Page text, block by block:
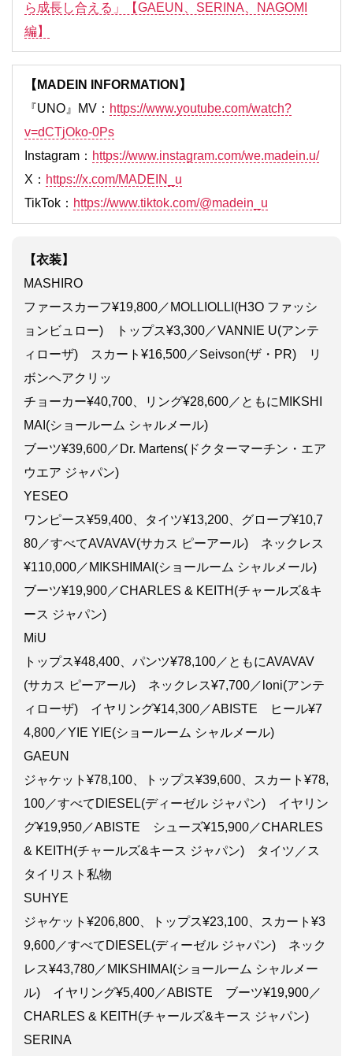
ら成長し合える」【GAEUN、SERINA、NAGOMI
編】
【MADEIN INFORMATION】
『UNO』MV： https://www.youtube.com/watch?
v=dCTjOko-0Ps
Instagram： https://www.instagram.com/we.madein.u/
X： https://x.com/MADEIN_u
TikTok： https://www.tiktok.com/@madein_u
【衣装】
MASHIRO
ファースカーフ¥19,800／MOLLIOLLI(H3O ファッシ
ョンビュロー) トップス¥3,300／VANNIE U(アンテ
ィローザ) スカート¥16,500／Seivson(ザ・PR) リ
ボンヘアクリッ
チョーカー¥40,700、リング¥28,600／ともにMIKSHI
MAI(ショールーム シャルメール)
ブーツ¥39,600／Dr. Martens(ドクターマーチン・エア
ウエア ジャパン)
YESEO
ワンピース¥59,400、タイツ¥13,200、グローブ¥10,7
80／すべてAVAVAV(サカス ピーアール) ネックレス
¥110,000／MIKSHIMAI(ショールーム シャルメール)
ブーツ¥19,900／CHARLES & KEITH(チャールズ&キ
ース ジャパン)
MiU
トップス¥48,400、パンツ¥78,100／ともにAVAVAV
(サカス ピーアール) ネックレス¥7,700／loni(アンテ
ィローザ) イヤリング¥14,300／ABISTE ヒール¥7
4,800／YIE YIE(ショールーム シャルメール)
GAEUN
ジャケット¥78,100、トップス¥39,600、スカート¥78,
100／すべてDIESEL(ディーゼル ジャパン) イヤリン
グ¥19,950／ABISTE シューズ¥15,900／CHARLES
& KEITH(チャールズ&キース ジャパン) タイツ／ス
タイリスト私物
SUHYE
ジャケット¥206,800、トップス¥23,100、スカート¥3
9,600／すべてDIESEL(ディーゼル ジャパン) ネック
レス¥43,780／MIKSHIMAI(ショールーム シャルメー
ル) イヤリング¥5,400／ABISTE ブーツ¥19,900／
CHARLES & KEITH(チャールズ&キース ジャパン)
SERINA